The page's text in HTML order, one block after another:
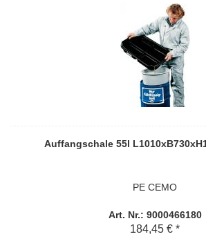
Auffangschale 55l
PE CEMO
Art. Nr.: 9000466180
184,45 € *